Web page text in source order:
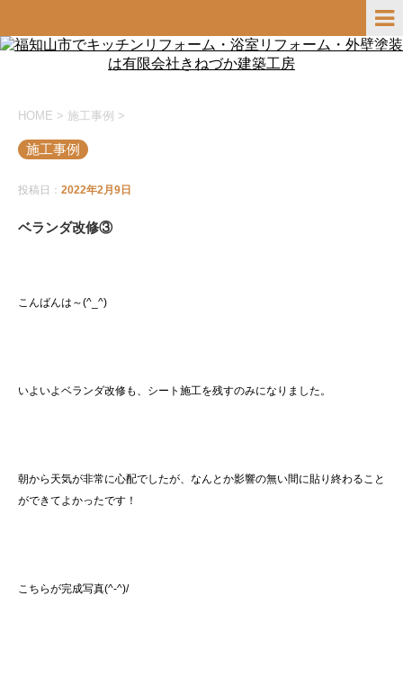
HOME > 施工事例 >
施工事例
投稿日： 2022年2月9日
ベランダ改修③
こんばんは～(^_^)
いよいよベランダ改修も、シート施工を残すのみになりました。
朝から天気が非常に心配でしたが、なんとか影響の無い間に貼り終わること
ができてよかったです！
こちらが完成写真(^-^)/